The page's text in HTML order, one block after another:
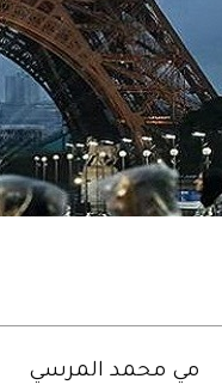
مي محمد المرسي